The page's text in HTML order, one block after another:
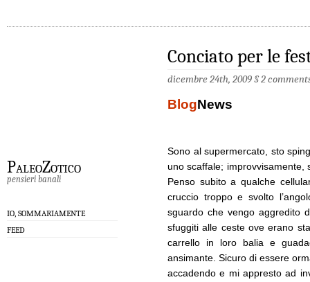
PaleoZotico
pensieri banali
IO, SOMMARIAMENTE
FEED
Conciato per le
dicembre 24th, 2009 §2
BlogNews
Sono al supermercato, sto
uno scaffale; improvvisamente,
Penso subito a qualche
cruccio troppo e svolto
sguardo che vengo aggredito
sfuggiti alle ceste ove erano
carrello in loro balia e
ansimante. Sicuro di essere
accadendo e mi appresto ad